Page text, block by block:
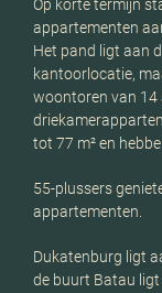
Op korte termijn
appartementen
Het pand ligt aan
kantoorlocatie,
woontoren van 14
tot 77 m² en
55-plussers
appartementen.
Dukatenburg ligt
de buurt Batau